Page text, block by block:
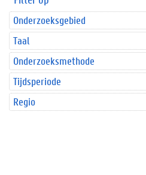
Onderzoeksgebied
Taal
Onderzoeksmethode
Tijdsperiode
Regio